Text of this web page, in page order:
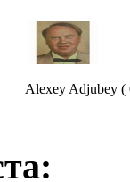
Alexey Adjubey (